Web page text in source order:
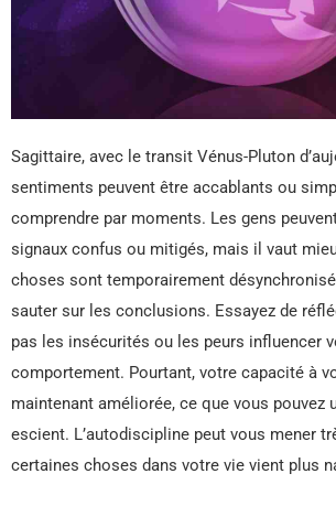
Sagittaire, avec le transit Vénus-Pluton
sentiments peuvent être accablants ou
comprendre par moments. Les gens
signaux confus ou mitigés, mais il vaut
choses sont temporairement
sauter sur les conclusions. Essayez de
pas les insécurités ou les peurs influencer
comportement. Pourtant, votre capacité à
maintenant améliorée, ce que vous pouvez
escient. L’autodiscipline peut vous mener
certaines choses dans votre vie vient plus